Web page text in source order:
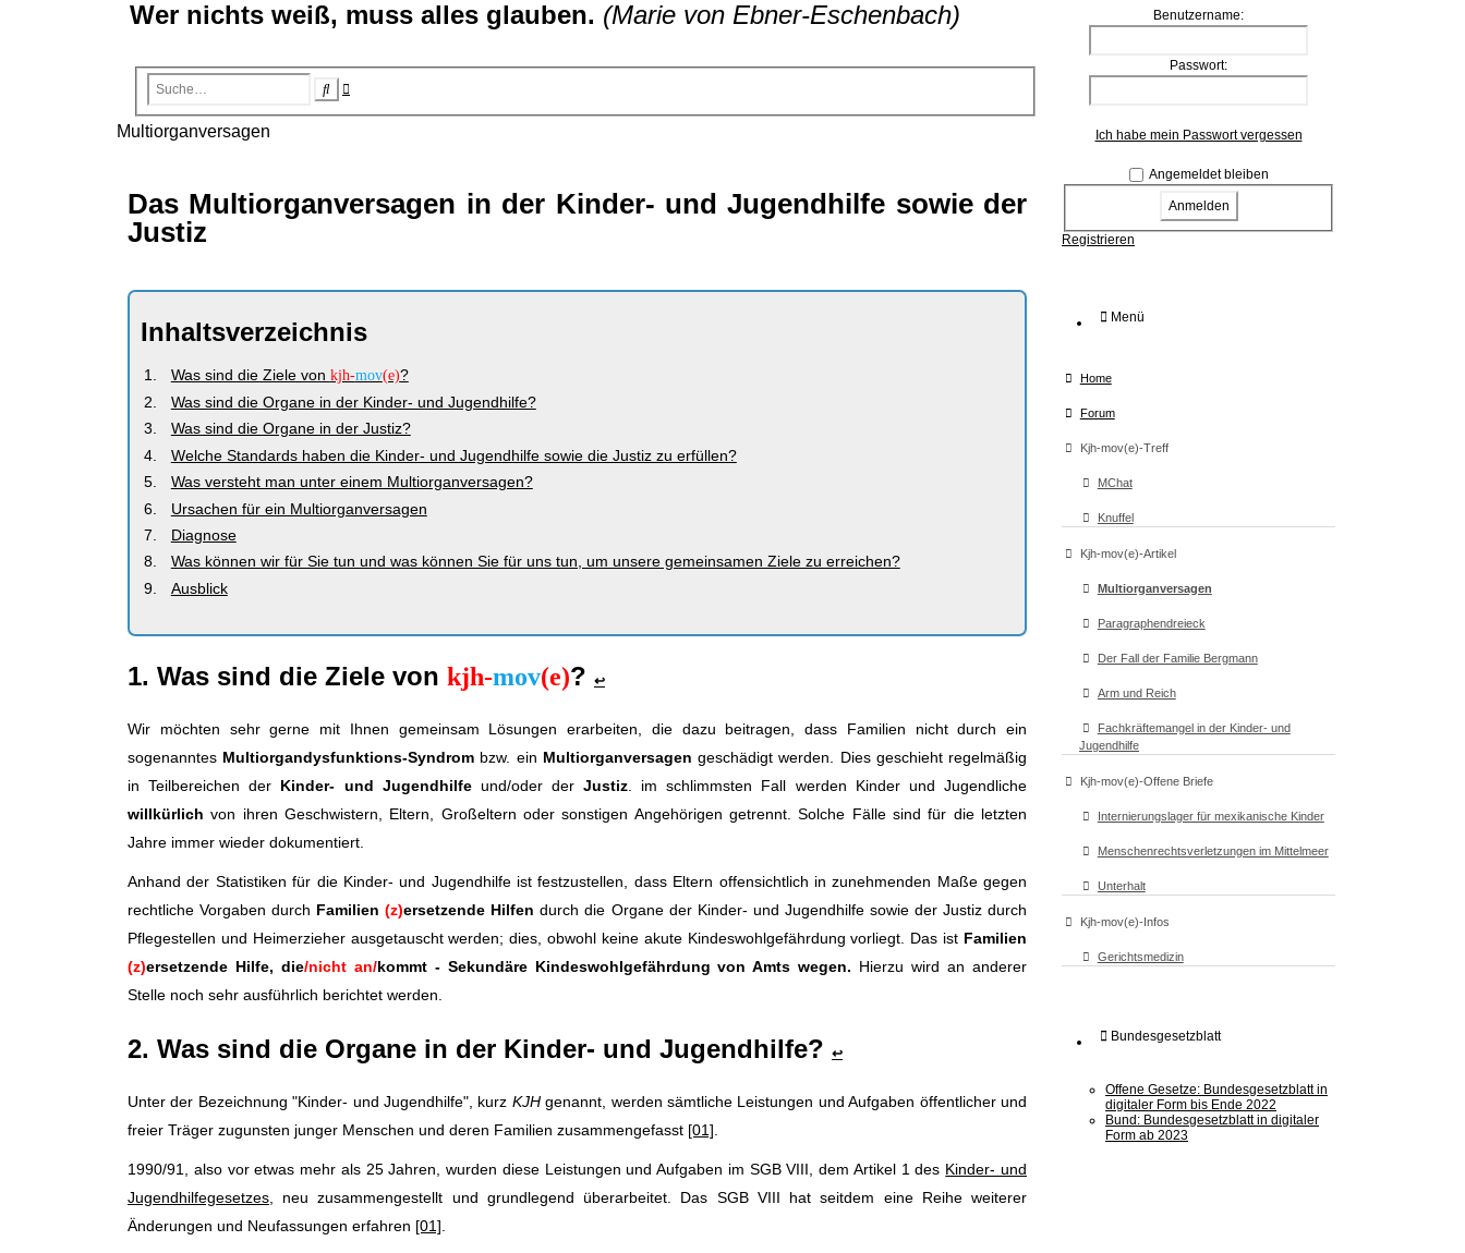
Wer nichts weiß, muss alles glauben. (Marie von Ebner-Eschenbach)
Suche
Multiorganversagen
Das Multiorganversagen in der Kinder- und Jugendhilfe sowie der
Justiz
Inhaltsverzeichnis
Was sind die Ziele von kjh-mov(e)?
Was sind die Organe in der Kinder- und Jugendhilfe?
Was sind die Organe in der Justiz?
Welche Standards haben die Kinder- und Jugendhilfe sowie die Justiz zu erfüllen?
Was versteht man unter einem Multiorganversagen?
Ursachen für ein Multiorganversagen
Diagnose
Was können wir für Sie tun und was können Sie für uns tun, um unsere gemeinsamen Ziele zu erreichen?
Ausblick
1. Was sind die Ziele von kjh-mov(e)? ↩
Wir möchten sehr gerne mit Ihnen gemeinsam Lösungen erarbeiten, die dazu beitragen, dass Familien nicht durch ein
sogenanntes Multiorgandysfunktions-Syndrom bzw. ein Multiorganversagen geschädigt werden. Dies geschieht regelmäßig
in Teilbereichen der Kinder- und Jugendhilfeund/oder derJustiz. im schlimmsten Fall werden Kinder und Jugendliche
willkürlich von ihren Geschwistern, Eltern, Großeltern oder sonstigen Angehörigen getrennt. Solche Fälle sind für die letzten
Jahre immer wieder dokumentiert.
Anhand der Statistiken für die Kinder- und Jugendhilfe ist festzustellen, dass Eltern offensichtlich in zunehmenden Maße gegen
rechtliche Vorgaben durch Familien(z)ersetzende Hilfen durch die Organe der Kinder- und Jugendhilfe sowie der Justiz durch
Pflegestellen und Heimerzieher ausgetauscht werden; dies, obwohl keine akute Kindeswohlgefährdung vorliegt. Das ist Familien
(z)ersetzende Hilfe, die/nicht an/kommt - Sekundäre Kindeswohlgefährdung von Amts wegen. Hierzu wird an anderer
Stelle noch sehr ausführlich berichtet werden.
2. Was sind die Organe in der Kinder- und Jugendhilfe? ↩
Unter der Bezeichnung "Kinder- und Jugendhilfe", kurz KJHgenannt, werden sämtliche Leistungen und Aufgaben öffentlicher und
freier Träger zugunsten junger Menschen und deren Familien zusammengefasst [01].
1990/91, also vor etwas mehr als 25 Jahren, wurden diese Leistungen und Aufgaben im SGB VIII, dem Artikel 1 des Kinder- und
Jugendhilfegesetzes, neu zusammengestellt und grundlegend überarbeitet. Das SGB VIII hat seitdem eine Reihe weiterer
Änderungen und Neufassungen erfahren [01].
Benutzername:
Passwort:
Ich habe mein Passwort vergessen
Angemeldet bleiben
Registrieren
Menü
Home
Forum
Kjh-mov(e)-Treff
MChat
Knuffel
Kjh-mov(e)-Artikel
Multiorganversagen
Paragraphendreieck
Der Fall der Familie Bergmann
Arm und Reich
Fachkräftemangel in der Kinder- und
Jugendhilfe
Kjh-mov(e)-Offene Briefe
Internierungslager für mexikanische Kinder
Menschenrechtsverletzungen im Mittelmeer
Unterhalt
Kjh-mov(e)-Infos
Gerichtsmedizin
Bundesgesetzblatt
Offene Gesetze: Bundesgesetzblatt in
digitaler Form bis Ende 2022
Bund: Bundesgesetzblatt in digitaler
Form ab 2023